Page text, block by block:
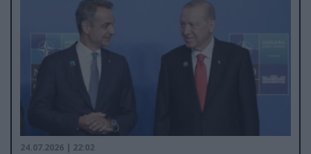
24.07.2026 | 22:02